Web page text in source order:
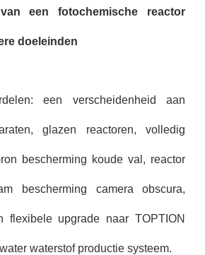
een fotochemische reactor
doeleinden
een verscheidenheid aan
glazen reactoren, volledig
bescherming koude val, reactor
bescherming camera obscura,
flexibele upgrade naar TOPTION
waterstof productie systeem.